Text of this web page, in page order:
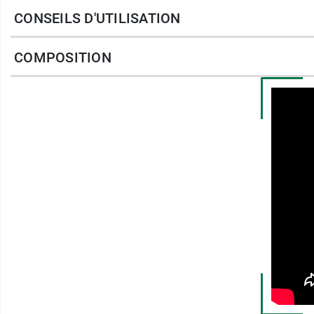
Action sur la résistance au stress :
libérer de la charge mentale et à
Action sur la fatigue, les tensions
du magnésium qui contribuent au
*Capsules fabriquées en France. Les
CONSEILS D'UTILISATION
COMPOSITION